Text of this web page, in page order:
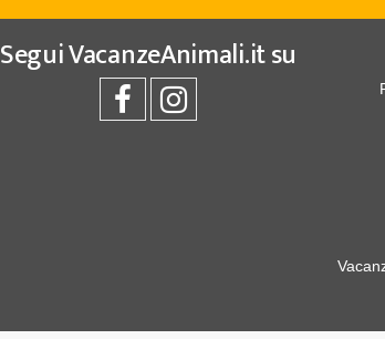
SeguiVacanzeAnimali.itsu